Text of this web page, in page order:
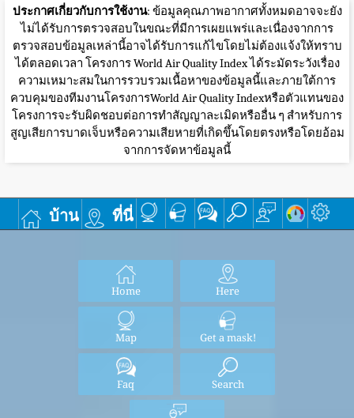
ประกาศเกี่ยวกับการใช้งาน: ข้อมูลคุณภาพอากาศทั้งหมดอาจจะยัง
ไม่ได้รับการตรวจสอบในขณะที่มีการเผยแพร่และเนื่องจากการ
ตรวจสอบข้อมูลเหล่านี้อาจได้รับการแก้ไขโดยไม่ต้องแจ้งให้ทราบ
ได้ตลอดเวลา โครงการ World Air Quality Index ได้ระมัดระวังเรื่อง
ความเหมาะสมในการรวบรวมเนื้อหาของข้อมูลนี้และภายใต้การ
ควบคุมของทีมงานโครงการWorld Air Quality Indexหรือตัวแทนของ
โครงการจะรับผิดชอบต่อการทำสัญญาละเมิดหรืออื่น ๆ สำหรับการ
สูญเสียการบาดเจ็บหรือความเสียหายที่เกิดขึ้นโดยตรงหรือโดยอ้อม
จากการจัดหาข้อมูลนี้
บ้าน ที่นี่
Home Here
Map Get a mask!
Faq Search